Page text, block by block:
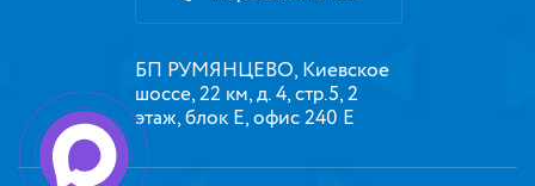
БП РУМЯНЦЕВО, Киевское
шоссе, 22 км, д. 4, стр.5, 2
этаж, блок Е, офис 240 Е